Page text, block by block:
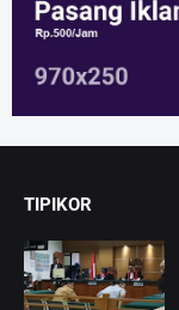
TIPIKOR